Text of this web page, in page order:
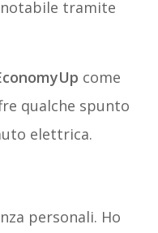
tramite
come
qualche spunto
elettrica.
personali. Ho